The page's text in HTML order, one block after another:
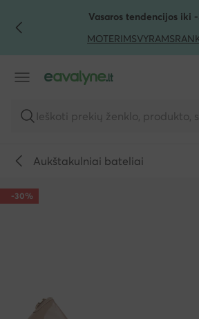
PEREITI PRIE PAGRINDINIO TURINIO
PEREITI Į PAIEŠKĄVasaros tendencijos iki
MOTERIMSVYRAMS
Ieškoti prekių ženklo, produkto,
Aukštakulniai bateliai
-30%